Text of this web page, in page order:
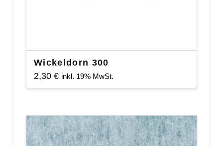
Wickeldorn 300
2,30 € inkl. 19% MwSt.